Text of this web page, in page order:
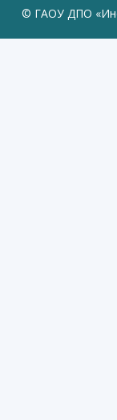
© ГАОУ ДПО